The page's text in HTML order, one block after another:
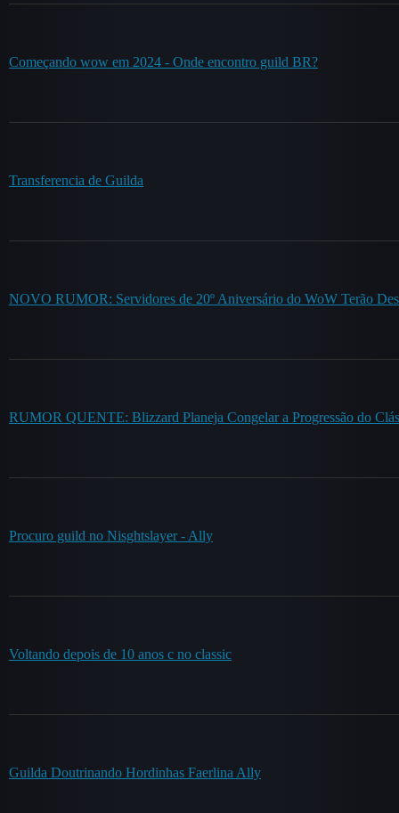
Começando wow em 2024 - Onde encontro guild BR?
Transferencia de Guilda
NOVO RUMOR: Servidores de 20º Aniversário do WoW Terão
RUMOR QUENTE: Blizzard Planeja Congelar a Progressão do
Procuro guild no Nisghtslayer - Ally
Voltando depois de 10 anos c no classic
Guilda Doutrinando Hordinhas Faerlina Ally